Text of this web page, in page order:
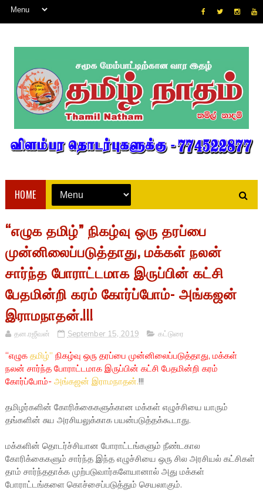
HOME
“எழுக தமிழ்” நிகழ்வு ஒரு தரப்பை
முன்னிலைப்படுத்தாது, மக்கள் நலன்
சார்ந்த போராட்டமாக இருப்பின் கட்சி
பேதமின்றி கரம் கோர்ப்போம்- அங்கஜன்
இராமநாதன்.!!!
தன.ரஜீவன் September 15, 2019 கட்டுரை
“எழுக தமிழ்” நிகழ்வு ஒரு தரப்பை முன்னிலைப்படுத்தாது, மக்கள்
நலன் சார்ந்த போராட்டமாக இருப்பின் கட்சி பேதமின்றி கரம்
கோர்ப்போம்- அங்கஜன் இராமநாதன்.!!!
தமிழர்களின் கோரிக்கைகளுக்கான மக்கள் எழுச்சியை யாரும்
தங்களின் சுய அரசியலுக்காக பயன்படுத்தக்கூடாது.
மக்களின் தொடர்ச்சியான போராட்டங்களும் நீண்டகால
கோரிக்கைகளும் சார்ந்த இந்த எழுச்சியை ஒரு சில அரசியல் கட்சிகள்
தாம் சார்ந்ததாக்க முற்படுவார்களேயானால் அது மக்கள்
போராட்டங்களை கொச்சைப்படுத்தும் செயலாகும்.